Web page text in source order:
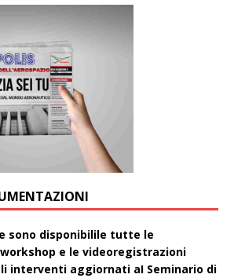
sono disponibilile tutte le
e le videoregistrazioni
interventi aggiornati aI Seminario di